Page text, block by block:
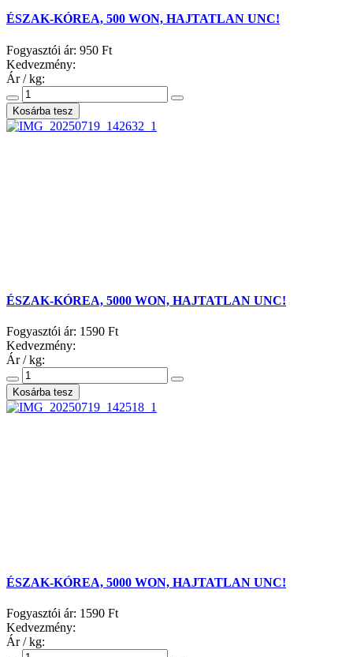
ÉSZAK-KÓREA, 500 WON, HAJTATLAN UNC!
Fogyasztói ár: 950 Ft
Kedvezmény:
Ár / kg:
ÉSZAK-KÓREA, 5000 WON, HAJTATLAN UNC!
Fogyasztói ár: 1590 Ft
Kedvezmény:
Ár / kg:
ÉSZAK-KÓREA, 5000 WON, HAJTATLAN UNC!
Fogyasztói ár: 1590 Ft
Kedvezmény:
Ár / kg: